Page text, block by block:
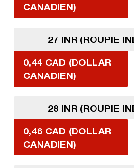
CANADIEN)
27 INR (ROUPIE
0,44 CAD (DOLLAR
CANADIEN)
28 INR (ROUPIE
0,46 CAD (DOLLAR
CANADIEN)